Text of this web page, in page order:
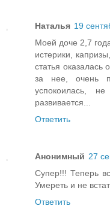
Наталья 19
Моей доче 2,7
истерики,
статья
за нее, очень
успокоилась,
развивается...
Ответить
Анонимный 27
Супер!!! Теперь
Умереть и не
Ответить